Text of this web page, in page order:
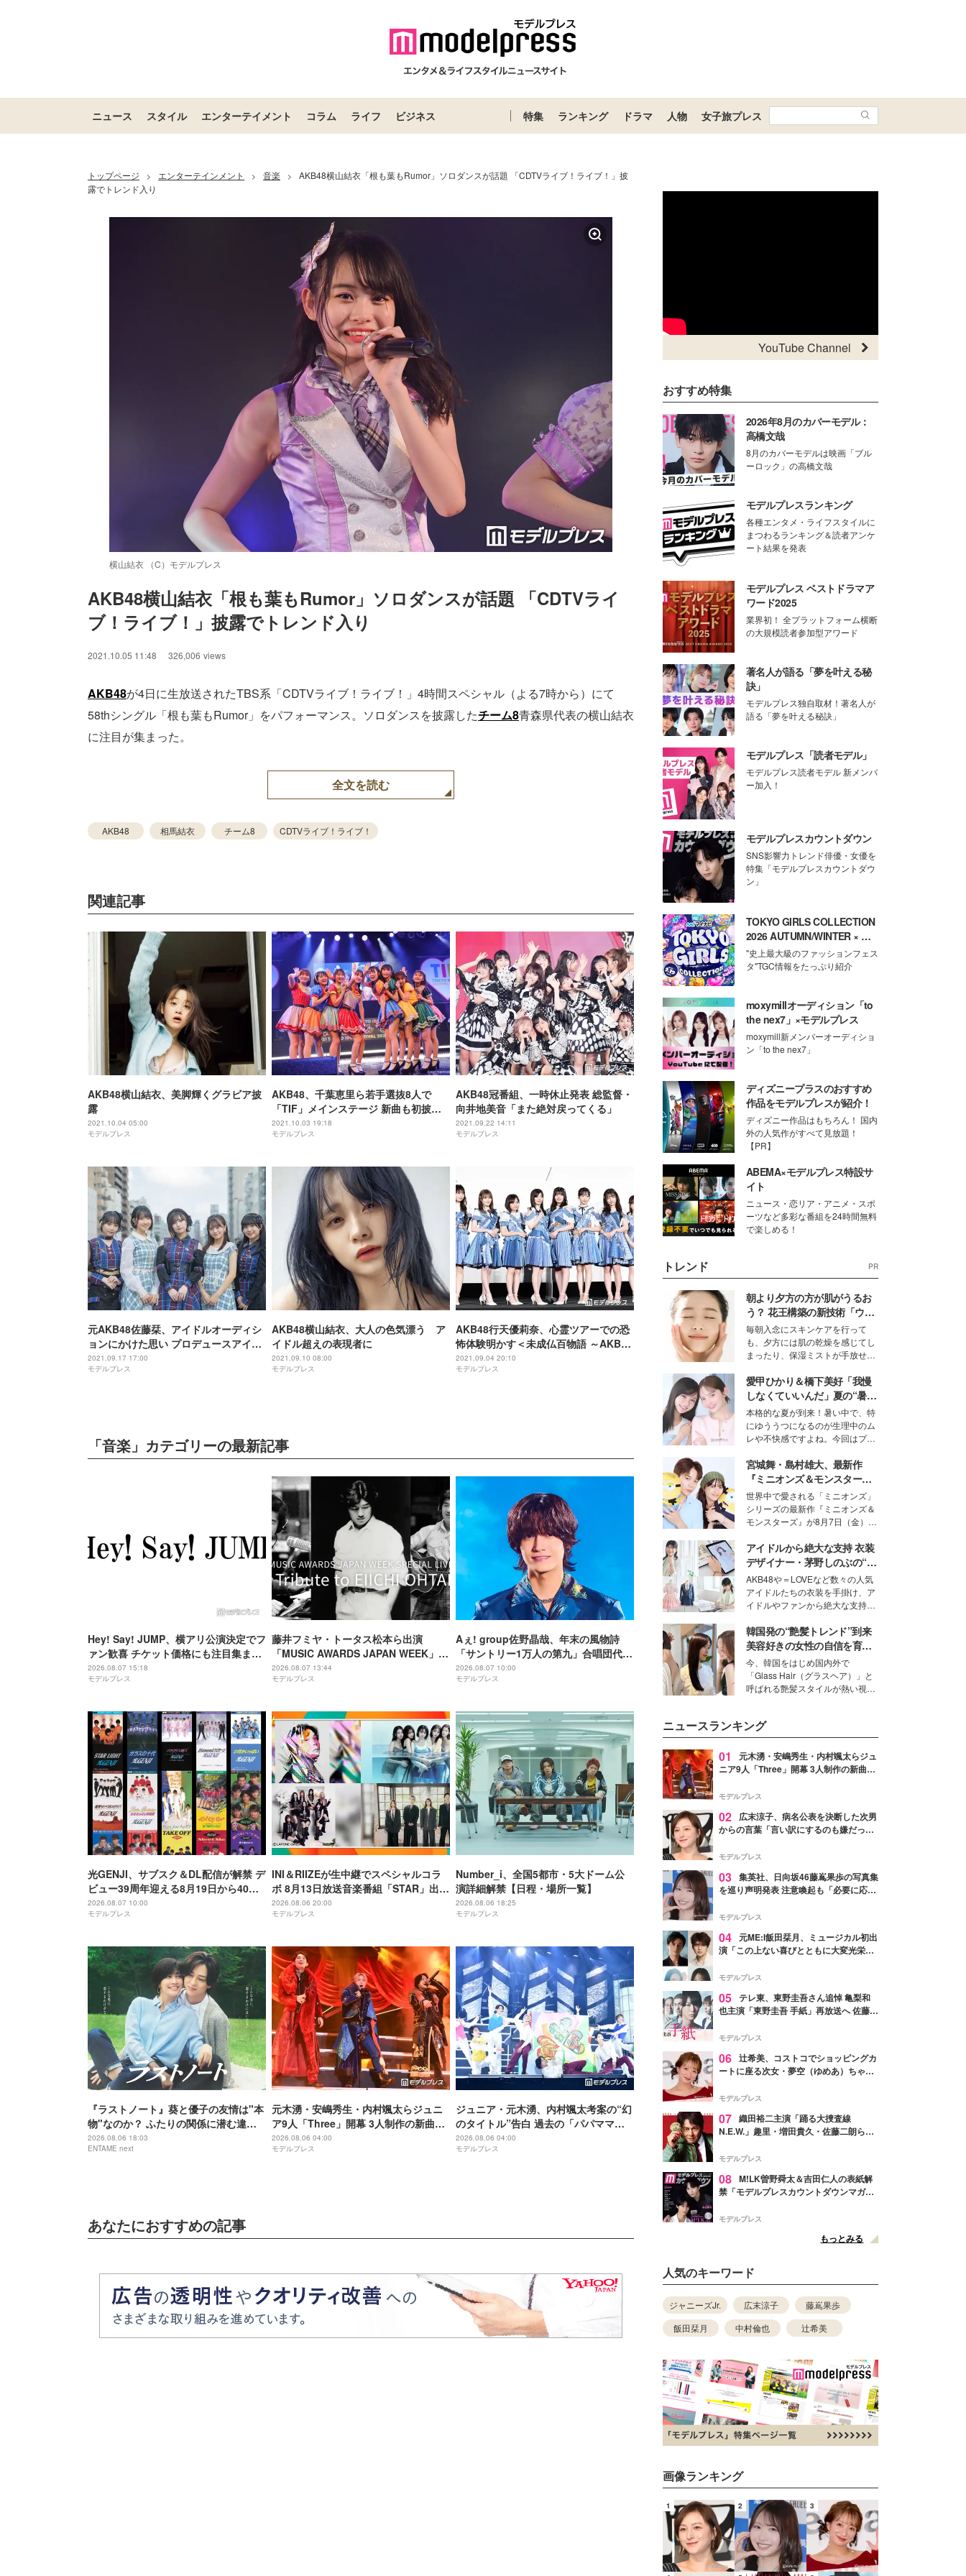
ニュース スタイル エンターテイメント コラム ライフ ビジネス 特集 ランキング ドラマ 人物 女子旅プレス
トップページ > エンターテインメント > 音楽 >
AKB48横山結衣「根も葉もRumor」ソロダンスが話題 「CDTVライブ！ライブ！」披
露でトレンド入り
横山結衣 （C）モデルプレス
Unmute Loaded
87.03%
AKB48横山結衣「根も葉もRumor」ソロダンスが話題 「CDTVライ
ブ！ライブ！」披露でトレンド入り
2021.10.05 11:48 326,006 views
AKB48が4日に生放送されたTBS系「CDTVライブ！ライブ！」4時間スペシャル（よる7時から）にて
58thシングル「根も葉もRumor」をパフォーマンス。ソロダンスを披露したチーム8青森県代表の横山結衣
に注目が集まった。
全文を読む
AKB48 相馬結衣 チーム8 CDTVライブ！ライブ！
関連記事
AKB48横山結衣、美脚輝くグラビア披
露
2021.10.04 05:00
モデルプレス
AKB48、千葉恵里ら若手選抜8人で
「TIF」メインステージ 新曲も初披露
＜TIF2021＞
2021.10.03 19:18
モデルプレス
AKB48冠番組、一時休止発表 総監督・
向井地美音「また絶対戻ってくる」
2021.09.22 14:11
モデルプレス
元AKB48佐藤栞、アイドルオーディシ
ョンにかけた思い プロデュースアイド
ル「刹那的アナスタシア」「かすみ草
とステラ」インタビュー
2021.09.17 17:00
モデルプレス
AKB48横山結衣、大人の色気漂う ア
イドル超えの表現者に
2021.09.10 08:00
モデルプレス
AKB48行天優莉奈、心霊ツアーでの恐
怖体験明かす＜未成仏百物語 ～AKB48
異界への灯火寺～＞
2021.09.04 20:10
モデルプレス
「音楽」カテゴリーの最新記事
Hey! Say! JUMP、横アリ公演決定でフ
ァン歓喜 チケット価格にも注目集まる
「激アツ」「平成に戻ったみたい」
2026.08.07 15:18
モデルプレス
藤井フミヤ・トータス松本ら出演
「MUSIC AWARDS JAPAN WEEK」人
気2公演、Leminoで配信決定
2026.08.07 13:44
モデルプレス
Aぇ! group佐野晶哉、年末の風物詩
「サントリー1万人の第九」合唱団代表
に就任 3か月のレッスン経て本番に臨
む
2026.08.07 10:00
モデルプレス
光GENJI、サブスク＆DL配信が解禁 デ
ビュー39周年迎える8月19日から40周
年まで1年かけてリリース当時の日付に
順次配信予定
2026.08.07 10:00
モデルプレス
INI＆RIIZEが生中継でスペシャルコラ
ボ 8月13日放送音楽番組「STAR」出演
アーティスト発表
2026.08.06 20:00
モデルプレス
Number_i、全国5都市・5大ドーム公
演詳細解禁【日程・場所一覧】
2026.08.06 18:25
モデルプレス
『ラストノート』葵と優子の友情は"本
物"なのか？ ふたりの関係に潜む違和
感の正体
2026.08.06 18:03
ENTAME next
元木湧・安嶋秀生・内村颯太らジュニ
ア9人「Three」開幕 3人制作の新曲＆
手描きセットに込めた想い「もっと前
に進んで夢を掴みたい」【ゲネプロレ
2026.08.06 04:00
モデルプレス
ジュニア・元木湧、内村颯太考案の“幻
のタイトル”告白 過去の「パパママ一
番」を例に「颯太の作戦は成功」
【Three】
2026.08.06 04:00
モデルプレス
あなたにおすすめの記事
YouTube Channel
おすすめ特集
2026年8月のカバーモデル：
高橋文哉
8月のカバーモデルは映画「ブル
ーロック」の高橋文哉
モデルプレスランキング
各種エンタメ・ライフスタイルに
まつわるランキング＆読者アンケ
ート結果を発表
モデルプレス ベストドラマア
ワード2025
業界初！ 全プラットフォーム横断
の大規模読者参加型アワード
著名人が語る「夢を叶える秘
訣」
モデルプレス独自取材！著名人が
語る「夢を叶える秘訣」
モデルプレス「読者モデル」
モデルプレス読者モデル 新メンバ
ー加入！
モデルプレスカウントダウン
SNS影響力トレンド俳優・女優を
特集「モデルプレスカウントダウ
ン」
TOKYO GIRLS COLLECTION
2026 AUTUMN/WINTER × モ
デルプレス
"史上最大級のファッションフェス
タ"TGC情報をたっぷり紹介
moxymillオーディション「to
the nex7」×モデルプレス
moxymill新メンバーオーディショ
ン「to the nex7」
ディズニープラスのおすすめ
作品をモデルプレスが紹介！
ディズニー作品はもちろん！ 国内
外の人気作がすべて見放題！
【PR】
ABEMA×モデルプレス特設サ
イト
ニュース・恋リア・アニメ・スポ
ーツなど多彩な番組を24時間無料
で楽しめる！
トレンド PR
朝より夕方の方が肌がうるお
う？ 花王構築の新技術「ウォ
ーターキャプチャリングスキ
ン（捕水肌）」がスキンケア
の常識を変える予感
毎朝入念にスキンケアを行って
も、夕方には肌の乾燥を感じてし
まったり、保湿ミストが手放せな
な美容の常識を大きく変える可能
性を秘めた、革新的な「Water
Capturing Skin（ウォーターキャ
プチャリングスキン：捕水肌）」
技術を、花王が構築した。
愛甲ひかり＆橋下美好「我慢
しなくていいんだ」夏の“暑さ
対策”の新しい選択肢とは？
本格的な夏が到来！暑い中で、特
にゆううつになるのが生理中のム
レや不快感ですよね。今回はプラ
モデル・愛甲ひかりさんと橋下美
好さんを迎えて本音で女子会トー
ク。猛暑のお出かけを快適に過ご
すヒントや、2人が感動した夏の
生理の新常識にも迫りました。
宮城舞・島村雄大、最新作
『ミニオンズ＆モンスター
ズ』の魅力熱弁 ハチャメチャ
だけじゃない“友情と絆”に感
動
世界中で愛される「ミニオンズ」
シリーズの最新作『ミニオンズ＆
モンスターズ』が8月7日（金）に
ニオン好き”という共通点を持つモ
デルの宮城舞と島村雄大の特別対
談をお届け！それぞれの視点か
ら、今作ならではの魅力や予想外
の感動をもたらす奥深いストーリ
ーについて熱く語り合ってもらっ
た。
アイドルから絶大な支持 衣装
デザイナー・茅野しのぶの“可
愛い”を作る美学＜「シチズン
クロスシー」インタビュー＞
AKB48や＝LOVEなど数々の人気
アイドルたちの衣装を手掛け、ア
イドルやファンから絶大な支持を
取締役兼クリエイティブディレク
ター・茅野しのぶ。一人ひとりの
個性に寄り添い、魅力を引き出す
衣装作りは、多くの女性たちに勇
気と自信を与え続けている。
韓国発の“艶髪トレンド”到来
美容好きの女性の自信を育む
「ヘアケア事情」って？
今、韓国をはじめ国内外で
「Glass Hair（グラスヘア）」と
呼ばれる艶髪スタイルが熱い視線
して、“髪そのものの美しさ”に改
めて注目する人が増えている様
子。今回は、そんな憧れの艶やか
な髪を日常で叶える、美容好きの
ます。
ニュースランキング
01
元木湧・安嶋秀生・内村颯太らジュ
ニア9人「Three」開幕 3人制作の新曲＆
進んで夢を掴みたい」【ゲネプロレポ】
モデルプレス
02
広末涼子、病名公表を決断した次男
からの言葉「言い訳にするのも嫌だっ
モデルプレス
03 集英社、日向坂46藤嶌果歩の写真集
を巡り声明発表 注意喚起も「必要に応じ
モデルプレス
04 元ME:I飯田栞月、ミュージカル初出
演「この上ない喜びとともに大変光栄」
ャスト発表
モデルプレス
05 テレ東、東野圭吾さん追悼 亀梨和
也主演「東野圭吾 手紙」再放送へ 佐藤隆
モデルプレス
06 辻希美、コストコでショッピングカ
ートに座る次女・夢空（ゆめあ）ちゃん
ぎ」「成長を感じる」の声
モデルプレス
07 織田裕二主演「踊る大捜査線
N.E.W.」趣里・増田貴久・佐藤二朗ら新
徴する“謎のキーワード”も
モデルプレス
08 M!LK曽野舜太＆吉田仁人の表紙解
禁「モデルプレスカウントダウンマガジ
モデルプレス
もっとみる
人気のキーワード
ジャニーズJr. 広末涼子
藤嶌果歩
飯田栞月
中村倫也 辻希美
画像ランキング
1 2 3